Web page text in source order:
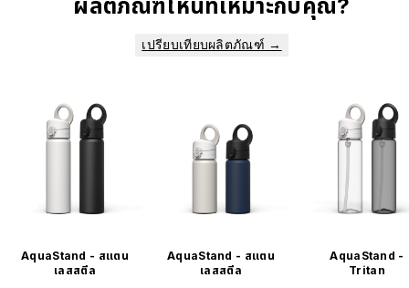
ผลิตภัณฑ์ไหนที่เหมาะกับคุณ?
เปรียบเทียบผลิตภัณฑ์ →
AquaStand - สแตน
เลสสตีล
AquaStand - สแตน
เลสสตีล
AquaStand -
Tritan